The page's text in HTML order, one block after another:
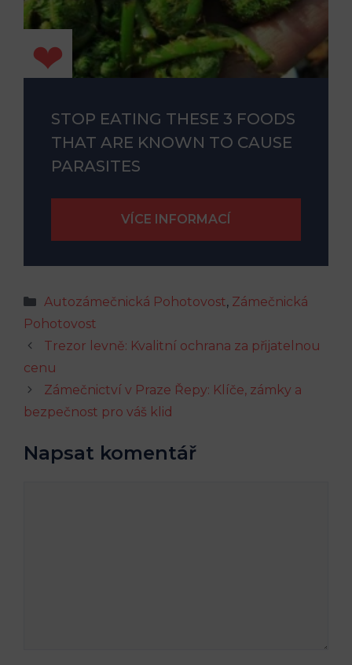
STOP EATING THESE 3 FOODS
THAT ARE KNOWN TO CAUSE
PARASITES
Rubriky
Autozámečnická Pohotovost, Zámečnická
Pohotovost
Trezor levně: Kvalitní ochrana za přijatelnou
cenu
Zámečnictví v Praze Řepy: Klíče, zámky a
bezpečnost pro váš klid
Napsat komentář